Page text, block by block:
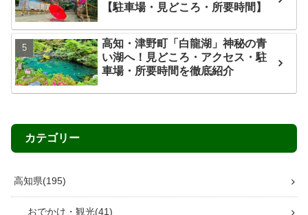
【駐車場・見どころ・所要時間】
高知・津野町「白龍湖」神秘の青
い湖へ！見どころ・アクセス・駐
車場・所要時間を徹底紹介
カテゴリー
高知県 195
おでかけ・観光 41